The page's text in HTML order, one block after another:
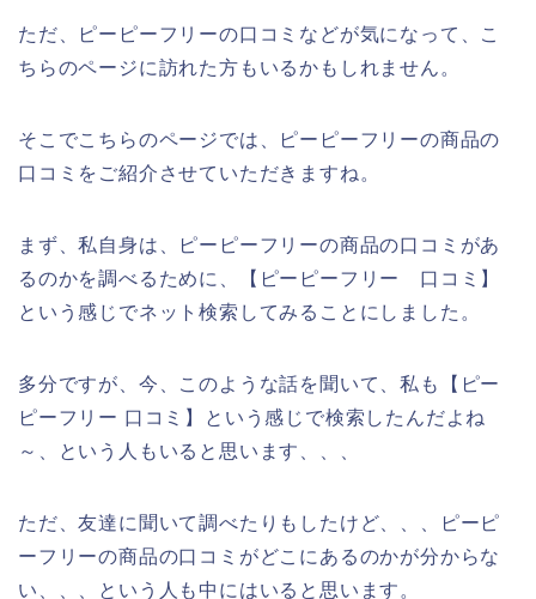
ただ、ピーピーフリーの口コミなどが気になって、こ
ちらのページに訪れた方もいるかもしれません。
そこでこちらのページでは、ピーピーフリーの商品の
口コミをご紹介させていただきますね。
まず、私自身は、ピーピーフリーの商品の口コミがあ
るのかを調べるために、【ピーピーフリー 口コミ】
という感じでネット検索してみることにしました。
多分ですが、今、このような話を聞いて、私も【ピー
ピーフリー 口コミ】という感じで検索したんだよね
～、という人もいると思います、、、
ただ、友達に聞いて調べたりもしたけど、、、ピーピ
ーフリーの商品の口コミがどこにあるのかが分からな
い、、、という人も中にはいると思います。